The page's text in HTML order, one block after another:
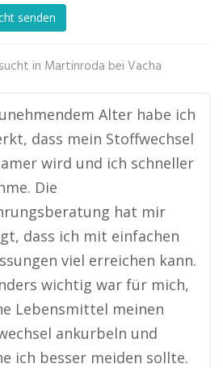
senden
sucht in Martinroda bei Vacha
Alter habe ich
dass mein Stoffwechsel
wird und ich schneller
Die
hat mir
dass ich mit einfachen
viel erreichen kann.
wichtig war für mich,
Lebensmittel meinen
ankurbeln und
ich besser meiden sollte.